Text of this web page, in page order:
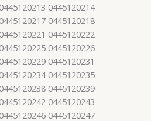
0445120214
0445120218
0445120222
0445120226
0445120231
0445120235
0445120239
0445120243
0445120247